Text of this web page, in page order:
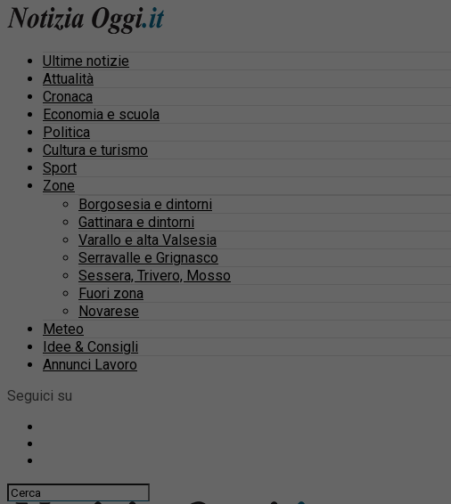
Ultime notizie
Attualità
Cronaca
Economia e scuola
Politica
Cultura e turismo
Sport
Zone
Borgosesia e dintorni
Gattinara e dintorni
Varallo e alta Valsesia
Serravalle e Grignasco
Sessera, Trivero, Mosso
Fuori zona
Novarese
Meteo
Idee & Consigli
Annunci Lavoro
Seguici su